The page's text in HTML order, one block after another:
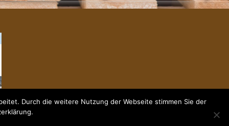
Durch die weitere Nutzung der Webseite stimmen Sie der